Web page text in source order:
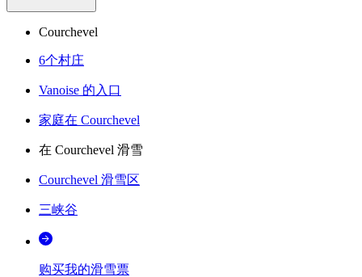
Courchevel
6个村庄
Vanoise 的入口
家庭在 Courchevel
在 Courchevel 滑雪
Courchevel 滑雪区
三峡谷
购买我的滑雪票